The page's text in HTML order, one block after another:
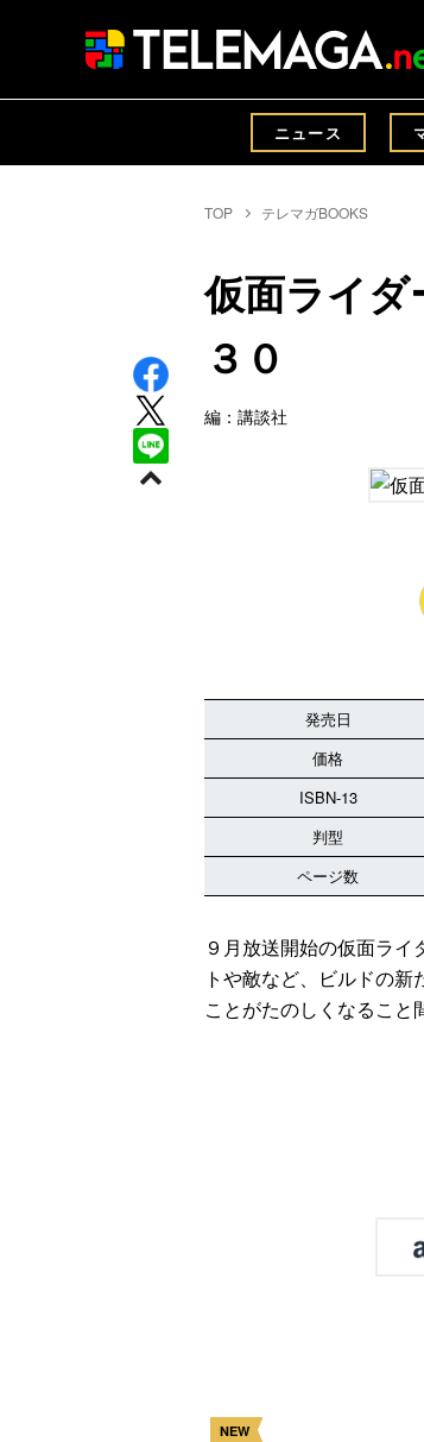
ニュース
TOP テレマガBOOKS
仮面ライ
３０
編：講談社
発売日
価格
ISBN-13
判型
ページ数
９月放送開始の仮面ラ
トや敵など、ビルドの
ことがたのしくなること
NEW